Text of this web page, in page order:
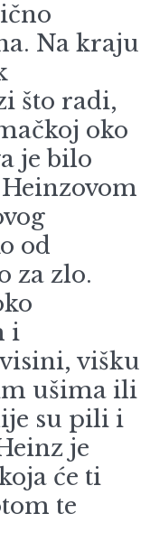
Na kraju
što radi,
oko
je bilo
od
za zlo.
i
višku
ušima ili
su pili i
je
će ti
te